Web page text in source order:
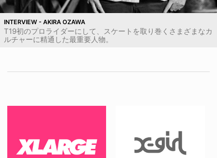
INTERVIEW - AKIRA OZAWA
T19初のプロライダーにして、スケートを取り巻くさまざまなカ
ルチャーに精通した最重要人物。